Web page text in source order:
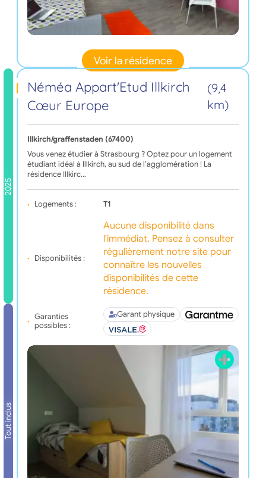
Voir la résidence
2025
Tout inclus
Néméa Appart'Etud Illkirch
Cœur Europe
(9,4
km)
Illkirch/graffenstaden (67400)
Vous venez étudier à Strasbourg ? Optez pour un logement
étudiant idéal à Illkirch, au sud de l’agglomération ! La
résidence Illkirc…
Logements : T1
Disponibilités :
Aucune disponibilité dans
l'immédiat. Pensez à consulter
régulièrement notre site pour
connaître les nouvelles
disponibilités de cette
résidence.
Garanties
possibles :
Garant physique